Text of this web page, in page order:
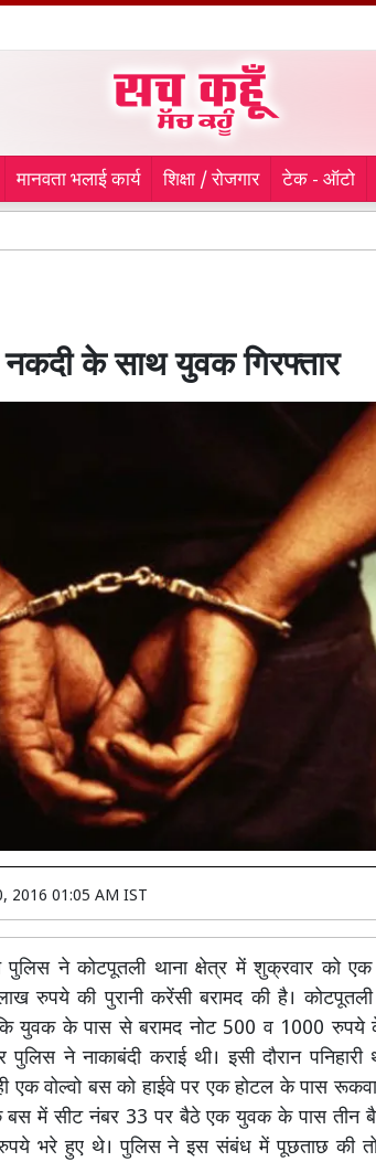
मानवता भलाई कार्य शिक्षा / रोजगार टेक - ऑटो
के साथ युवक गिरफ्तार
2016 01:05 AM IST
पुलिस ने कोटपूतली थाना क्षेत्र में शुक्रवार को
रुपये की पुरानी करेंसी बरामद की है।
युवक के पास से बरामद नोट 500 व 1000 रुपये
ने नाकाबंदी कराई थी। इसी दौरान
वोल्वो बस को हाईवे पर एक होटल के पास
बस में सीट नंबर 33 पर बैठे एक युवक के पास तीन
भरे हुए थे। पुलिस ने इस संबंध में पूछताछ की